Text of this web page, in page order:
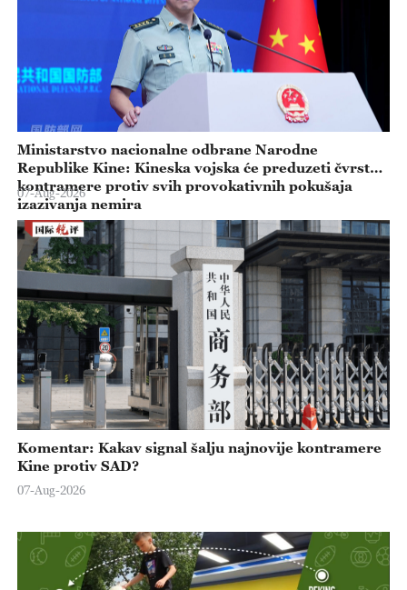
Ministarstvo nacionalne odbrane Narodne
Republike Kine: Kineska vojska će preduzeti čvrste
kontramere protiv svih provokativnih pokušaja
izazivanja nemira
07-Aug-2026
Komentar: Kakav signal šalju najnovije kontramere
Kine protiv SAD?
07-Aug-2026